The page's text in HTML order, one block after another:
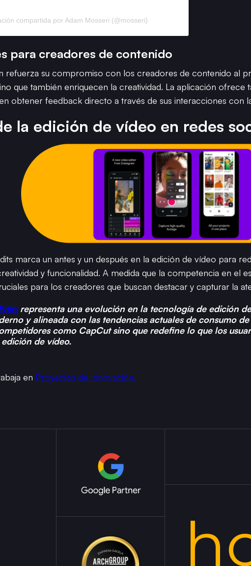
compartida por Adam Mosseri (@mosseri)
para creadores de contenido
refuerza su compromiso con los creadores de contenido al
que también enriquecen la creatividad. La aplicación
obtener feedback directo a través de sus interacciones con
la edición de vídeo en redes
marca un antes y un después en la edición de vídeo para
y funcionalidad. A medida que la competencia en el
para los creadores que buscan destacar y capturar la
representa una evolución en la tecnología de edición
y alineada con las tendencias actuales de consumo
como CapCut sino que redefine lo que los
de vídeo.
en Proyectos de Innovación.